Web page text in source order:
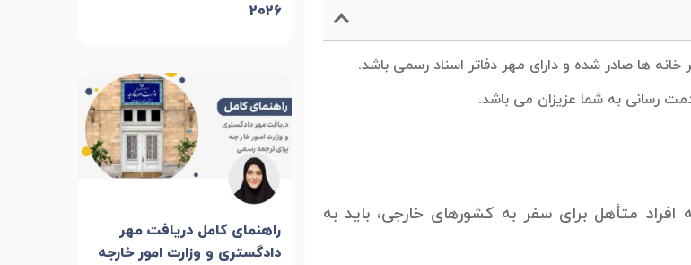
ها صادر شده و دارای مهر دفاتر اسناد رسمی باشد.
رسانی به شما عزیزان می باشد.
متأهل برای سفر به کشورهای خارجی، باید به
2026
راهنمای کامل دریافت مهر
دادگستری و وزارت امور خارجه